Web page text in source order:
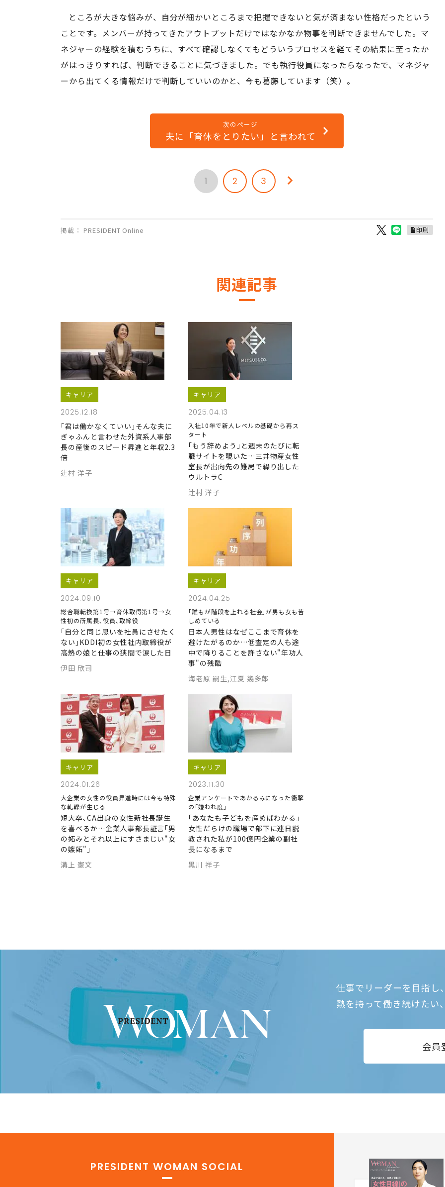
ところが大きな悩みが、自分が細かいところまで把握できないと気が済まない性格だったという
ことです。メンバーが持ってきたアウトプットだけではなかなか物事を判断できませんでした。マ
ネジャーの経験を積むうちに、すべて確認しなくてもどういうプロセスを経てその結果に至ったか
がはっきりすれば、判断できることに気づきました。でも執行役員になったらなったで、マネジャ
ーから出てくる情報だけで判断していいのかと、今も葛藤しています（笑）。
次のページ
夫に「育休をとりたい」と言われて
1 2 3
掲載： PRESIDENT Online 印刷
関連記事
キャリア
2025.12.18
｢君は働かなくていい｣そんな夫に
ぎゃふんと言わせた外資系人事部
長の産後のスピード昇進と年収2.3
倍
辻村 洋子
キャリア
2025.04.13
入社10年で新人レベルの基礎から再ス
タート
｢もう辞めよう｣と週末のたびに転
職サイトを覗いた…三井物産女性
室長が出向先の難局で繰り出した
ウルトラC
辻村 洋子
キャリア
2024.09.10
総合職転換第1号→育休取得第1号→女
性初の所属長､役員､取締役
｢自分と同じ思いを社員にさせたく
ない｣KDDI初の女性社内取締役が
高熱の娘と仕事の狭間で涙した日
伊田 欣司
キャリア
2024.04.25
｢誰もが階段を上れる社会｣が男も女も苦
しめている
日本人男性はなぜここまで育休を
避けたがるのか…低査定の人も途
中で降りることを許さない"年功人
事"の残酷
海老原 嗣生,江夏 幾多郎
キャリア
2024.01.26
大企業の女性の役員昇進時には今も特殊
な軋轢が生じる
短大卒､CA出身の女性新社長誕生
を喜べるか…企業人事部長証言｢男
の妬みとそれ以上にすさまじい"女
の嫉妬"｣
溝上 憲文
キャリア
2023.11.30
企業アンケートであかるみになった衝撃
の｢嫌われ度｣
｢あなたも子どもを産めばわかる｣
女性だらけの職場で部下に連日説
教された私が100億円企業の副社
長になるまで
黒川 祥子
仕事でリーダーを目指し
熱を持って働き続けたい
会員
PRESIDENT WOMAN SOCIAL